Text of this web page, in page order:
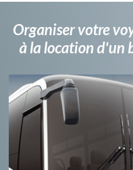
Organiser votre
à la location d'un